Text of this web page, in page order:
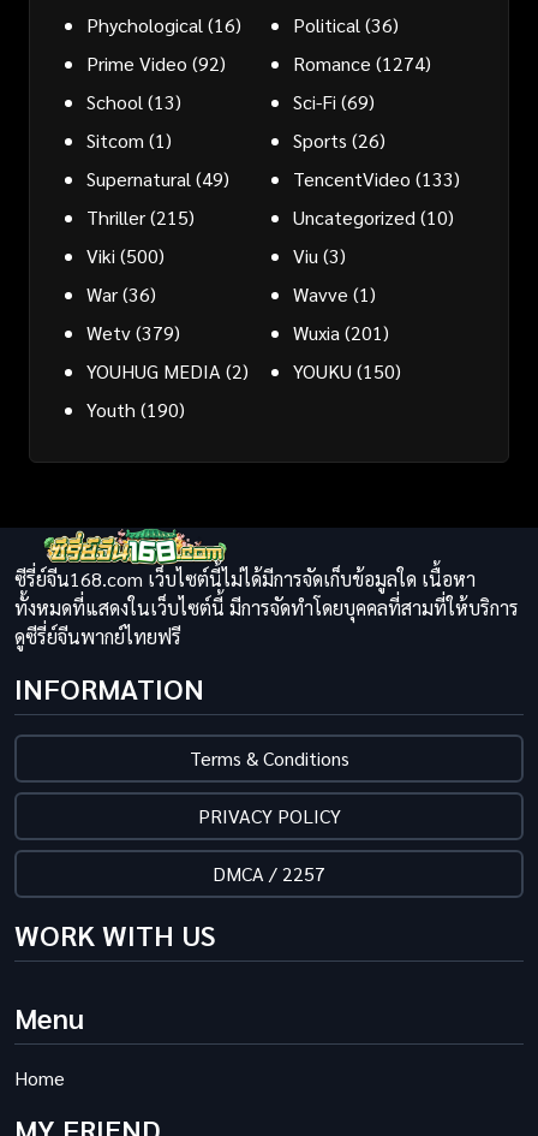
Phychological (16) Political (36)
Prime Video (92) Romance (1274)
School (13) Sci-Fi (69)
Sitcom (1) Sports (26)
Supernatural (49) TencentVideo (133)
Thriller(215) Uncategorized (10)
Viki (500) Viu (3)
War(36) Wavve (1)
Wetv(379) Wuxia (201)
YOUHUG MEDIA (2) YOUKU (150)
Youth (190)
ซีรี่ย์จีน168.com เว็บไซต์นี้ไม่ได้มีการจัดเก็บข้อมูลใด เนื้อหา
ทั้งหมดที่แสดงในเว็บไซต์นี้ มีการจัดทำโดยบุคคลที่สามที่ให้บริการ
ดูซีรี่ย์จีนพากย์ไทยฟรี
INFORMATION
Terms & Conditions
PRIVACY POLICY
DMCA / 2257
WORK WITH US
Menu
Home